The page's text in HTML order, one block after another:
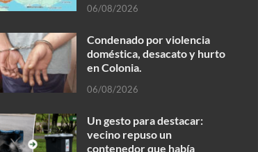
06/08/2026
Condenado por violencia
doméstica, desacato y hurto
en Colonia.
06/08/2026
Un gesto para destacar:
vecino repuso un
contenedor que había